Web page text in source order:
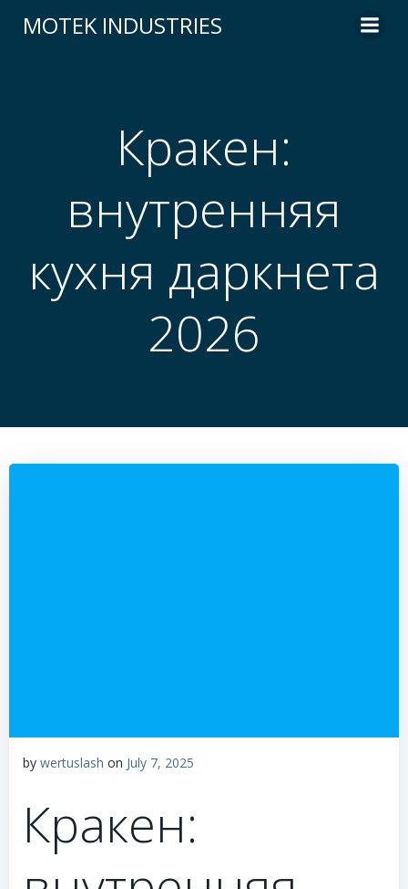
to
MOTEK INDUSTRIES
Кракен:
внутренняя
кухня даркнета
2026
by wertuslash on July 7, 2025
Кракен: